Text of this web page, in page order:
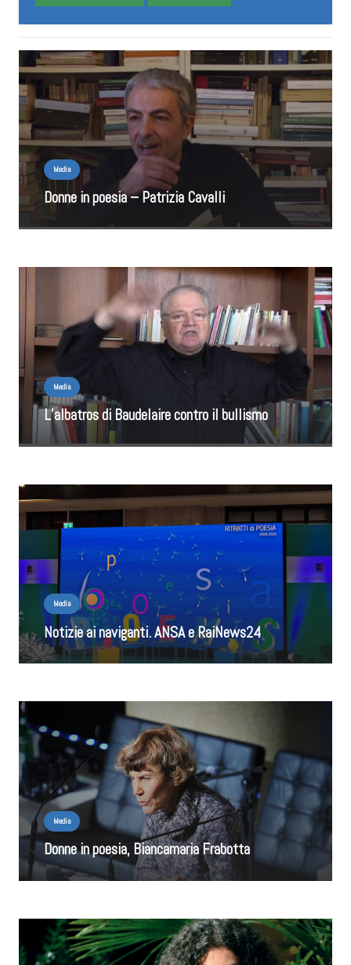
Media
Donne in poesia – Patrizia Cavalli
Media
L’albatros di Baudelaire contro il bullismo
Media
Notizie ai naviganti. ANSA e RaiNews24
Media
Donne in poesia, Biancamaria Frabotta